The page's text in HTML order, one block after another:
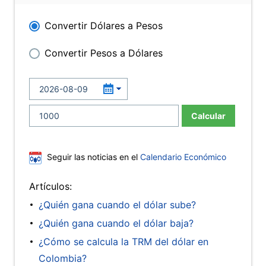
Convertir Dólares a Pesos
Convertir Pesos a Dólares
Calcular
Seguir las noticias en el Calendario Económico
Artículos:
¿Quién gana cuando el dólar sube?
¿Quién gana cuando el dólar baja?
¿Cómo se calcula la TRM del dólar en
Colombia?